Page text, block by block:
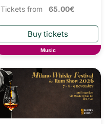
Tickets from 65.00€
Music